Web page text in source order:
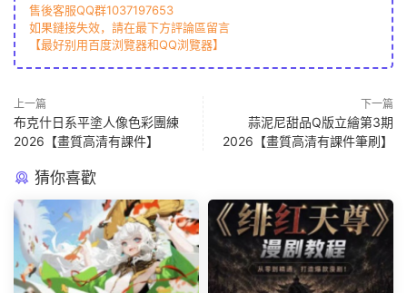
售後客服QQ群1037197653
如果鏈接失效，請在最下方評論區留言
【最好别用百度浏覽器和QQ浏覽器】
上一篇
布克什日系平塗人像色彩團練
2026【畫質高清有課件】
下一篇
蒜泥尼甜品Q版立繪第3期
2026【畫質高清有課件筆刷】
猜你喜歡